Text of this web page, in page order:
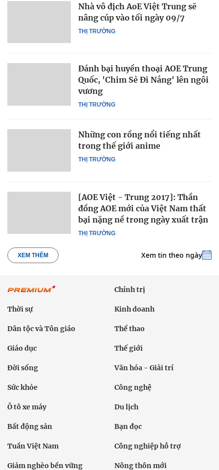
THỊ TRƯỜNG
Nhà vô địch AoE Việt Trung sẽ
nâng cúp vào tối ngày 09/7
THỊ TRƯỜNG
Đánh bại huyền thoại AOE Trung
Quốc, 'Chim Sẻ Đi Nắng' lên ngôi
vương
THỊ TRƯỜNG
Những con rồng nổi tiếng nhất
trong thế giới anime
THỊ TRƯỜNG
[AOE Việt - Trung 2017]: Thần
đồng AOE mới của Việt Nam thất
bại nặng nề trong ngày xuất trận
XEM THÊM Xem tin theo ngày
Chính trị
Thời sự Kinh doanh
Dân tộc và Tôn giáo Thể thao
Giáo dục Thế giới
Đời sống Văn hóa - Giải trí
Sức khỏe Công nghệ
Ô tô xe máy Du lịch
Bất động sản Bạn đọc
Tuần Việt Nam Công nghiệp hỗ trợ
Giảm nghèo bền vững Nông thôn mới